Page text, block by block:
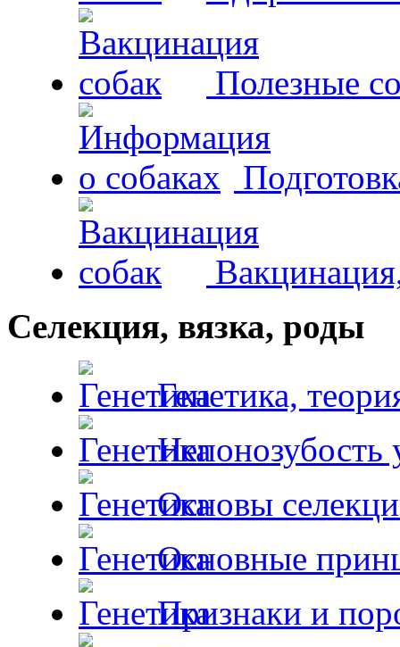
Полезные
Селекция, вязка, роды
Генетика,
Непонозубость
Основы
Основные
Признаки и